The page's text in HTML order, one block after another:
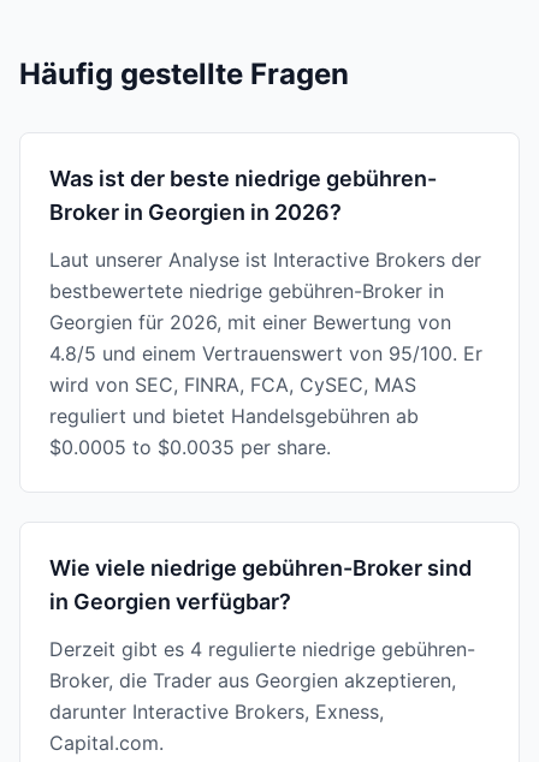
Häufig gestellte Fragen
Was ist der beste niedrige gebühren-
Broker in Georgien in 2026?
Laut unserer Analyse ist Interactive Brokers der
bestbewertete niedrige gebühren-Broker in
Georgien für 2026, mit einer Bewertung von
4.8/5 und einem Vertrauenswert von 95/100. Er
wird von SEC, FINRA, FCA, CySEC, MAS
reguliert und bietet Handelsgebühren ab
$0.0005 to $0.0035 per share.
Wie viele niedrige gebühren-Broker sind
in Georgien verfügbar?
Derzeit gibt es 4 regulierte niedrige gebühren-
Broker, die Trader aus Georgien akzeptieren,
darunter Interactive Brokers, Exness,
Capital.com.